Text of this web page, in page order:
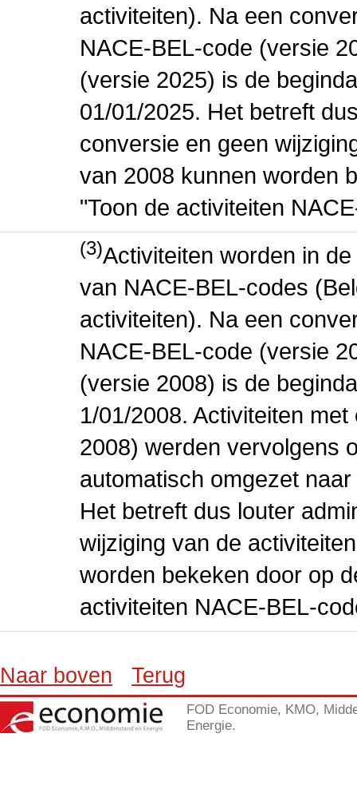
activiteiten). Na een
NACE-BEL-code (versie
(versie 2025) is de
01/01/2025. Het betreft
conversie en geen
van 2008 kunnen worden
"Toon de activiteiten
(3)Activiteiten worden in
van NACE-BEL-codes
activiteiten). Na een
NACE-BEL-code (versie
(versie 2008) is de
1/01/2008. Activiteiten
2008) werden vervolgens
automatisch omgezet
Het betreft dus louter
wijziging van de
worden bekeken door op
activiteiten NACE-BEL-
Naar boven Terug
FOD Economie, KMO,
Energie.